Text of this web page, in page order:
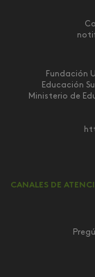
Fundación
Educación
Ministerio de
CANALES DE